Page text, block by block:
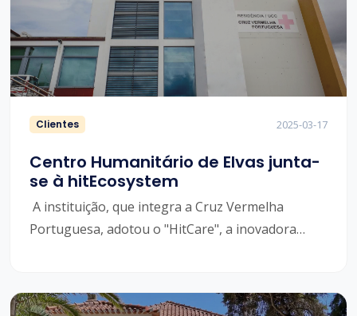
Clientes 2025-03-17
Centro Humanitário de Elvas junta-
se à hitEcosystem
A instituição, que integra a Cruz Vermelha
Portuguesa, adotou o "HitCare", a inovadora
saúde e cuidados a idosos.